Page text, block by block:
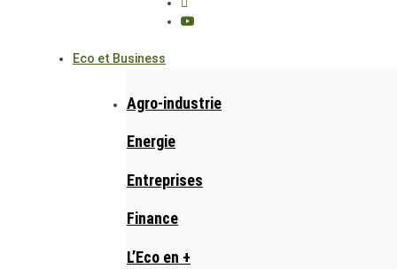
Eco et Business
Agro-industrie
Energie
Entreprises
Finance
L’Eco en +